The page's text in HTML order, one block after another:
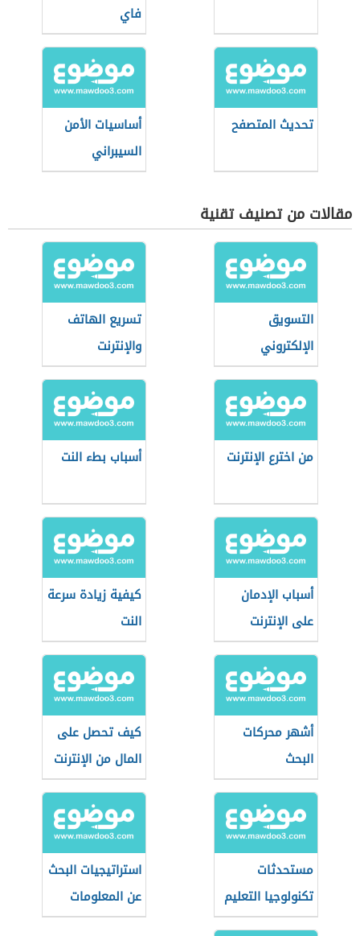
فاي
تحديث المتصفح
أساسيات الأمن
السيبراني
مقالات من تصنيف تقنية
التسويق
الإلكتروني
تسريع الهاتف
والإنترنت
من اخترع الإنترنت أسباب بطء النت
أسباب الإدمان
على الإنترنت
كيفية زيادة سرعة
النت
أشهر محركات
البحث
كيف تحصل على
المال من الإنترنت
مستحدثات
تكنولوجيا التعليم
في عصر
استراتيجيات البحث
عن المعلومات
على الإنترنت